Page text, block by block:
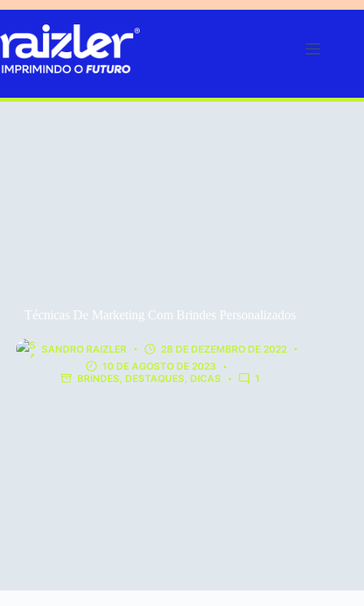
o
conteúdo
Técnicas De Marketing Com Brindes Personalizados
SANDRO RAIZLER
28 DE DEZEMBRO DE 2022
10 DE AGOSTO DE 2023
BRINDES, DESTAQUES, DICAS 1